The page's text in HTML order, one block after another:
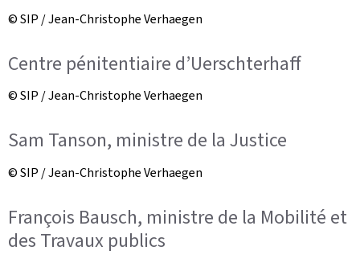
© SIP / Jean-Christophe Verhaegen
Centre pénitentiaire d’Uerschterhaff
© SIP / Jean-Christophe Verhaegen
Sam Tanson, ministre de la Justice
© SIP / Jean-Christophe Verhaegen
François Bausch, ministre de la Mobilité et
des Travaux publics